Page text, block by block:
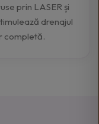
prin LASER și
drenajul
completă.